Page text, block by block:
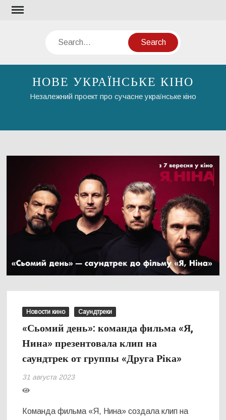
Skip
Search
НОВЕ УКРАЇНСЬКЕ КІНО
Незалежний проект про сучасне українське кіно
Новости кино Саундтреки
«Сьомий день»: команда фильма «Я,
Нина» презентовала клип на
саундтрек от группы «Друга Ріка»
31 августа 2023
Команда фильма «Я, Нина» создала клип на